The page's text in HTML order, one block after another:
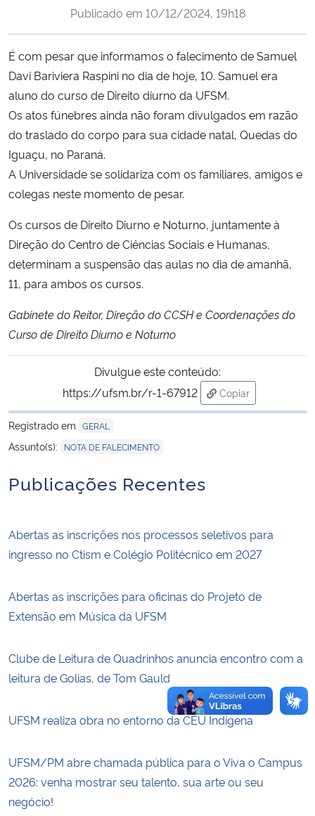
Ministério da Cidadania
Ministério da Saúde
Ministério de Minas e Energia
Ministério da Ciência, Tecnologia, Inovações e Comunicações
Ministério do Meio Ambiente
Ministério do Turismo
Controladoria-Geral da União
Ministério da Mulher, da Família e dos Direitos Humanos
Gabinete de Segurança Institucional
Banco Central do Brasil
Planalto
Publicado em 10/12/2024, 19h18
É com pesar que informamos o falecimento de Samuel
Davi Bariviera Raspini no dia de hoje, 10. Samuel era
aluno do curso de Direito diurno da UFSM.
Os atos fúnebres ainda não foram divulgados em razão
do traslado do corpo para sua cidade natal, Quedas do
Iguaçu, no Paraná.
A Universidade se solidariza com os familiares, amigos e
colegas neste momento de pesar.
Os cursos de Direito Diurno e Noturno, juntamente à
Direção do Centro de Ciências Sociais e Humanas,
determinam a suspensão das aulas no dia de amanhã,
11, para ambos os cursos.
Gabinete do Reitor, Direção do CCSH e Coordenações do
Curso de Direito Diurno e Noturno
Divulgue este conteúdo:
https://ufsm.br/r-1-67912
Copiar
para área de
Registrado em GERAL
Assunto(s): NOTA DE FALECIMENTO
Publicações Recentes
Abertas as inscrições nos processos seletivos para
ingresso no Ctism e Colégio Politécnico em 2027
Abertas as inscrições para oficinas do Projeto de
Extensão em Música da UFSM
Clube de Leitura de Quadrinhos anuncia encontro com a
leitura de Golias, de Tom Gauld
UFSM realiza obra no entorno da CEU Indígena
UFSM/PM abre chamada pública para o Viva o Campus
2026: venha mostrar seu talento, sua arte ou seu
negócio!